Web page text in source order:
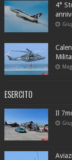
4°
ESERCITO
Il